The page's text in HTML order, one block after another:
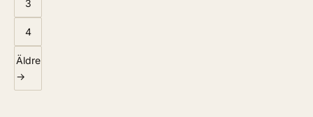
3
4
Äldre
→